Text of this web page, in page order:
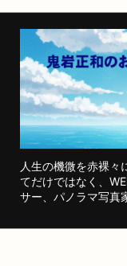
人生の機微を赤裸々
てだけではなく、
サー、パノラマ写真